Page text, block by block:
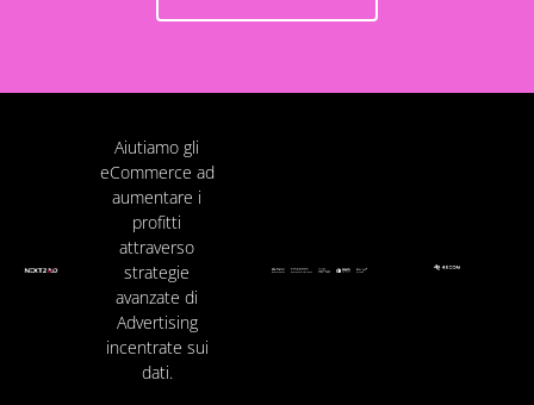
Aiutiamo gli
eCommerce ad
aumentare i
profitti
attraverso
strategie
avanzate di
Advertising
incentrate sui
dati.